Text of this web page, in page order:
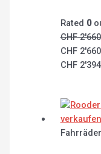
Rated 0
CHF
CHF
CHF
Fahrräder